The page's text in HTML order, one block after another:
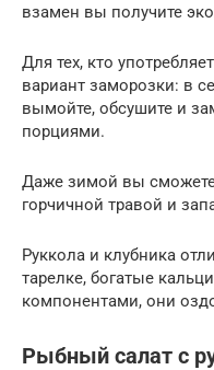
взамен вы получите
Для тех, кто
вариант заморозки: в
вымойте, обсушите и
порциями.
Даже зимой вы
горчичной травой и
Руккола и клубника
тарелке, богатые
компонентами, они
Рыбный салат с